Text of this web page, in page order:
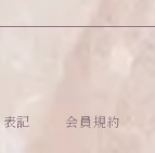
記 会員規約